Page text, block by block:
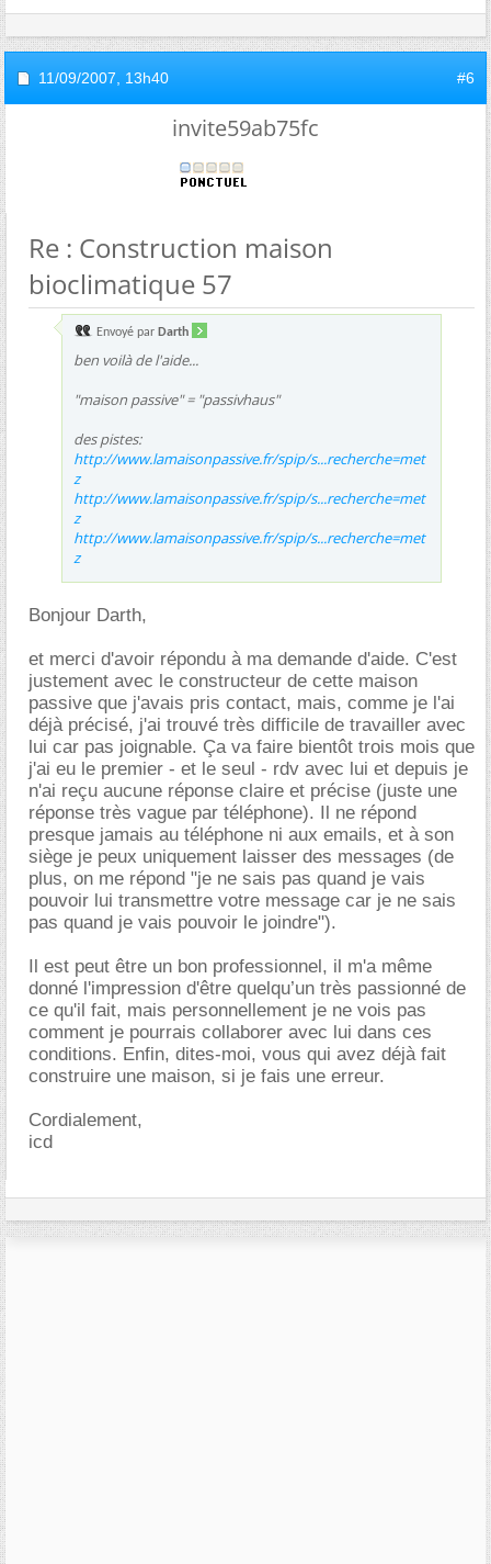
11/09/2007, 13h40 #6
invite59ab75fc
Re : Construction maison
bioclimatique 57
Envoyé par Darth
ben voilà de l'aide...
"maison passive" = "passivhaus"
des pistes:
http://www.lamaisonpassive.fr/spip/s...recherche=met
z
http://www.lamaisonpassive.fr/spip/s...recherche=met
z
http://www.lamaisonpassive.fr/spip/s...recherche=met
z
Bonjour Darth,
et merci d'avoir répondu à ma demande d'aide. C'est
justement avec le constructeur de cette maison
passive que j'avais pris contact, mais, comme je l'ai
déjà précisé, j'ai trouvé très difficile de travailler avec
lui car pas joignable. Ça va faire bientôt trois mois que
j'ai eu le premier - et le seul - rdv avec lui et depuis je
n'ai reçu aucune réponse claire et précise (juste une
réponse très vague par téléphone). Il ne répond
presque jamais au téléphone ni aux emails, et à son
siège je peux uniquement laisser des messages (de
plus, on me répond "je ne sais pas quand je vais
pouvoir lui transmettre votre message car je ne sais
pas quand je vais pouvoir le joindre").
Il est peut être un bon professionnel, il m'a même
donné l'impression d'être quelqu’un très passionné de
ce qu'il fait, mais personnellement je ne vois pas
comment je pourrais collaborer avec lui dans ces
conditions. Enfin, dites-moi, vous qui avez déjà fait
construire une maison, si je fais une erreur.
Cordialement,
icd